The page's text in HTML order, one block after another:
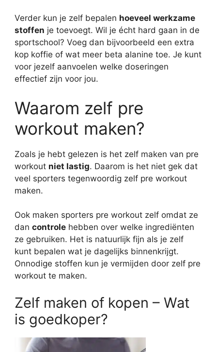
Verder kun je zelf bepalen hoeveel werkzame
stoffen je toevoegt. Wil je écht hard gaan in de
sportschool? Voeg dan bijvoorbeeld een extra
kop koffie of wat meer beta alanine toe. Je kunt
voor jezelf aanvoelen welke doseringen
effectief zijn voor jou.
Waarom zelf pre
workout maken?
Zoals je hebt gelezen is het zelf maken van pre
workout niet lastig. Daarom is het niet gek dat
veel sporters tegenwoordig zelf pre workout
maken.
Ook maken sporters pre workout zelf omdat ze
dan controle hebben over welke ingrediënten
ze gebruiken. Het is natuurlijk fijn als je zelf
kunt bepalen wat je dagelijks binnenkrijgt.
Onnodige stoffen kun je vermijden door zelf pre
workout te maken.
Zelf maken of kopen – Wat
is goedkoper?